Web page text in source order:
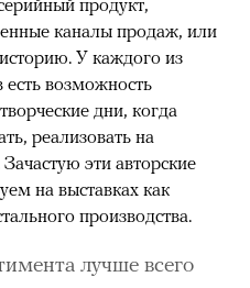
продукт,
каналы продаж, или
У каждого из
возможность
дни, когда
реализовать на
эти авторские
на выставках как
производства.
лучше всего